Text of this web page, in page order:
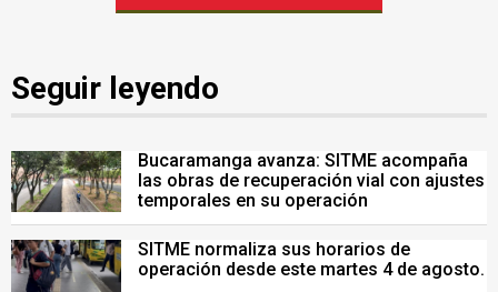
Seguir leyendo
Bucaramanga avanza: SITME acompaña
las obras de recuperación vial con ajustes
temporales en su operación
SITME normaliza sus horarios de
operación desde este martes 4 de agosto.